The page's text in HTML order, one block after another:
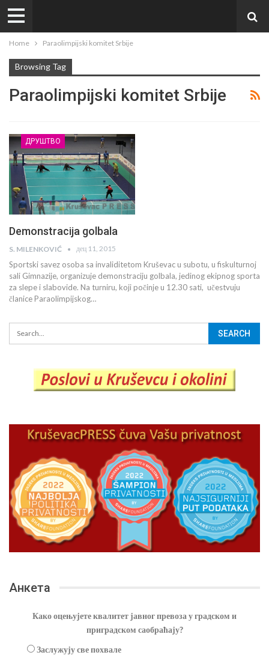
Home Paraolimpijski komitet Srbije
Browsing Tag
Paraolimpijski komitet Srbije
ДРУШТВО
Demonstracija golbala
S. MILENKOVIĆ дец 11, 2015
Sportski savez osoba sa invaliditetom Kruševac u subotu, u fiskulturnoj
sali Gimnazije, organizuje demonstraciju golbala, jedinog ekipnog sporta
za slepe i slabovide. Na turniru, koji počinje u 12.30 sati, učestvuju
članice Paraolimpijskog…
Анкета
Како оцењујете квалитет јавног превоза у градском и
приградском саобраћају?
Заслужују све похвале